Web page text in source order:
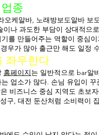
종
케알바, 노래방보도알바 보
나 과도한 부담이 상대적으
를 만들어주는 역할이 중심
우가 많아 출근만 해도 일정
좌우한다
홈페이지는 일반적으로 bar알
업소가 많다. 손님 유입이
비즈니스 중심 지역도 초보
구, 대전 둔산처럼 소비력이